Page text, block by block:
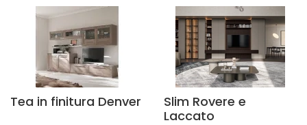
Tea in finitura Denver
Slim Rovere e
Laccato